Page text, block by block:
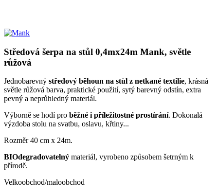
Středová šerpa na stůl 0,4mx24m Mank, světle
růžová
Jednobarevný středový běhoun na stůl z netkané textilie, krásná
světle růžová barva, praktické použití, sytý barevný odstín, extra
pevný a neprůhledný materiál.
Výborně se hodí pro běžné i příležitostné prostírání. Dokonalá
výzdoba stolu na svatbu, oslavu, křtiny...
Rozměr 40 cm x 24m.
BIOdegradovatelný materiál, vyrobeno způsobem šetrným k
přírodě.
Velkoobchod/maloobchod